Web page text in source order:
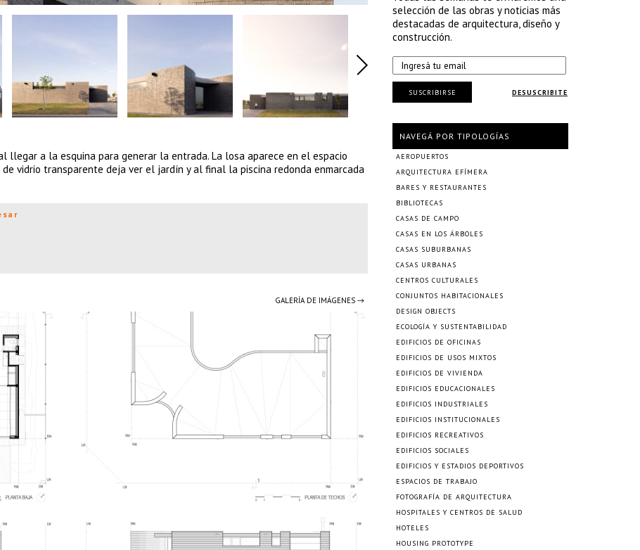
llegar a la esquina para generar la entrada. La losa aparece en el espacio
vidrio transparente deja ver el jardín y al final la piscina redonda enmarcada
GALERÍA DE IMÁGENES →
selección de las obras y noticias más
destacadas de arquitectura, diseño y
construcción.
DESUSCRIBITE
SUSCRIBIRSE
NAVEGÁ POR TIPOLOGÍAS
AEROPUERTOS
ARQUITECTURA EFÍMERA
BARES Y RESTAURANTES
BIBLIOTECAS
CASAS DE CAMPO
CASAS EN LOS ÁRBOLES
CASAS SUBURBANAS
CASAS URBANAS
CENTROS CULTURALES
CONJUNTOS HABITACIONALES
DESIGN OBJECTS
ECOLOGÍA Y SUSTENTABILIDAD
EDIFICIOS DE OFICINAS
EDIFICIOS DE USOS MIXTOS
EDIFICIOS DE VIVIENDA
EDIFICIOS EDUCACIONALES
EDIFICIOS INDUSTRIALES
EDIFICIOS INSTITUCIONALES
EDIFICIOS RECREATIVOS
EDIFICIOS SOCIALES
EDIFICIOS Y ESTADIOS DEPORTIVOS
ESPACIOS DE TRABAJO
FOTOGRAFÍA DE ARQUITECTURA
HOSPITALES Y CENTROS DE SALUD
HOTELES
HOUSING PROTOTYPE